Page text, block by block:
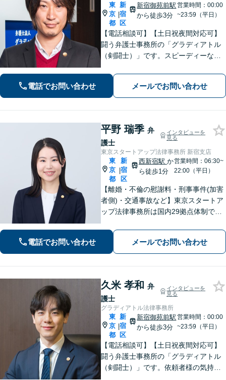
東
京
都
|
新
宿
区
新宿御苑前駅
から徒歩3分
営業時間：00:00
~23:59（平日）
【電話相談可】【土日祝夜間対応可】
闘う弁護士事務所の「グラディアトル
（剣闘士）」です。スピーディーな対
貫きます。離婚・刑事事件・相続など
何でもご相談ください。
電話でお問い合わせ メールでお問い合わせ
平野 瑞季 弁
護士
インタビューを
見る
東京スタートアップ法律事務所 新宿支店
東
京
都
|
新
宿
区
西新宿駅 か
ら徒歩1分
営業時間：06:30~
22:00（平日）
【離婚・不倫の慰謝料・刑事事件(加害
者側)・交通事故など】東京スタートア
ップ法律事務所は国内29拠点体制で全
対応(法律相談は完全予約制)】各分野で
専門性の高い弁護士が寄り添い解決を
サポートします。
電話でお問い合わせ メールでお問い合わせ
久米 孝和 弁
護士
インタビューを
見る
グラディアトル法律事務所
東
京
都
|
新
宿
区
新宿御苑前駅
から徒歩3分
営業時間：00:00
~23:59（平日）
【電話相談可】【土日祝夜間対応可】
闘う弁護士事務所の「グラディアトル
（剣闘士）」です。依頼者様の気持ち